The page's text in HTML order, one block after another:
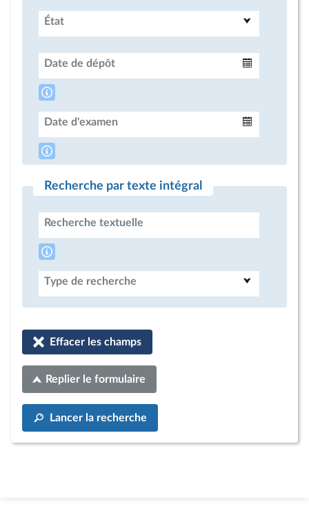
État
Date de dépôt
Date d'examen
Recherche par texte intégral
Recherche textuelle
Type de recherche
Effacer les champs
Replier le formulaire
Lancer la recherche